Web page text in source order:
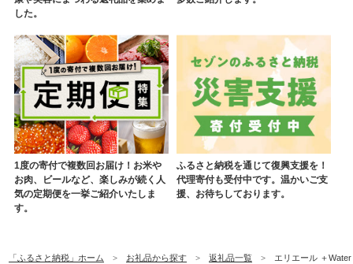
した。
1度の寄付で複数回お届け！お米や
お肉、ビールなど、楽しみが続く人
気の定期便を一挙ご紹介いたしま
す。
ふるさと納税を通じて復興支援を！
代理寄付も受付中です。温かいご支
援、お待ちしております。
「ふるさと納税」ホーム お礼品から探す 返礼品一覧 エリエール ＋